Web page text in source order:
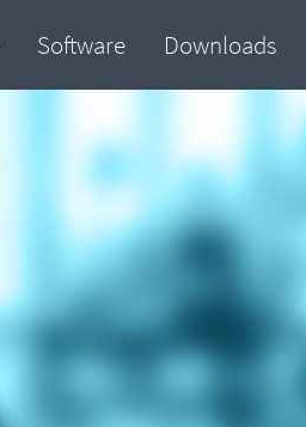
Software Downloads